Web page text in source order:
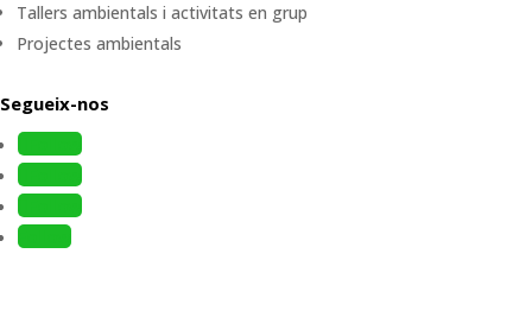
Tallers ambientals i activitats en grup
Projectes ambientals
Segueix-nos
Follow
Follow
Follow
Follow